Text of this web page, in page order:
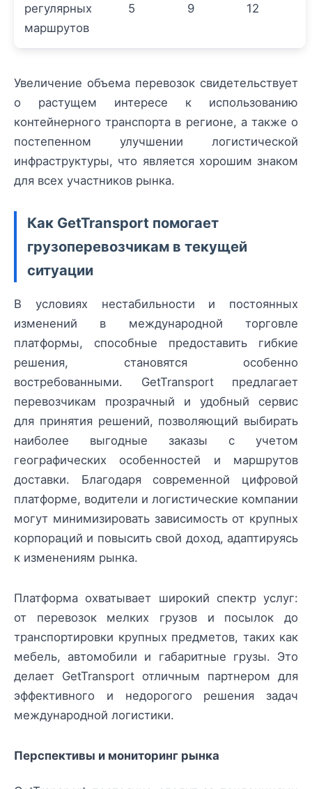
регулярных
маршрутов
5 9 12
Увеличение объема перевозок свидетельствует
о растущем интересе к использованию
контейнерного транспорта в регионе, а также о
постепенном улучшении логистической
инфраструктуры, что является хорошим знаком
для всех участников рынка.
Как GetTransport помогает
грузоперевозчикам в текущей
ситуации
В условиях нестабильности и постоянных
изменений в международной торговле
платформы, способные предоставить гибкие
решения, становятся особенно
востребованными. GetTransport предлагает
перевозчикам прозрачный и удобный сервис
для принятия решений, позволяющий выбирать
наиболее выгодные заказы с учетом
географических особенностей и маршрутов
доставки. Благодаря современной цифровой
платформе, водители и логистические компании
могут минимизировать зависимость от крупных
корпораций и повысить свой доход, адаптируясь
к изменениям рынка.
Платформа охватывает широкий спектр услуг:
от перевозок мелких грузов и посылок до
транспортировки крупных предметов, таких как
мебель, автомобили и габаритные грузы. Это
делает GetTransport отличным партнером для
эффективного и недорогого решения задач
международной логистики.
Перспективы и мониторинг рынка